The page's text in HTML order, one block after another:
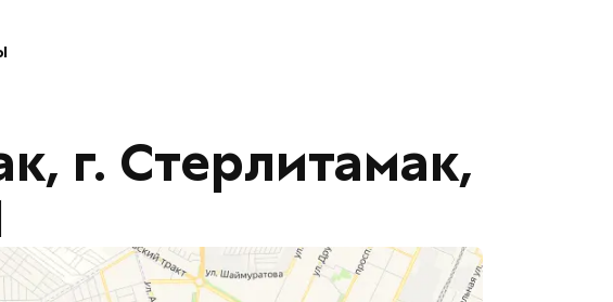
г. Стерлитамак,